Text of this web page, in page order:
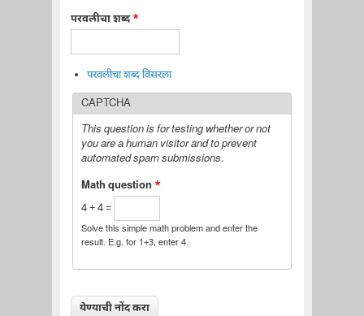
परवलीचा शब्द*
परवलीचा शब्द विसरला
CAPTCHA
This question is for testing whether or not
you are a human visitor and to prevent
automated spam submissions.
Math question *
4 + 4 =
Solve this simple math problem and enter the
result. E.g. for 1+3, enter 4.